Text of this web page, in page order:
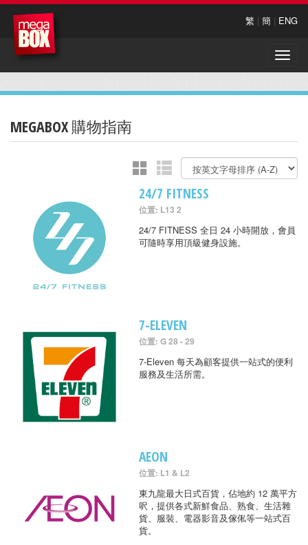
繁 | 簡 | ENG
Toggle
MEGABOX 購物指南
24/7 FITNESS
位置: L13 2
24/7 FITNESS 全日 24 小時開放，會員
可隨時享用頂級健身設施。
7-ELEVEN
位置: G 28 - 29
7-Eleven 每天為顧客提供一站式的便利
服務及生活所需。
AEON
位置: L1 & L2
東九龍最大日式百貨，佔地約 12 萬平方
呎，提供各式新鮮食品、熟食、生活雜
貨、服裝、電器影音及傢俬等一站式百
貨。